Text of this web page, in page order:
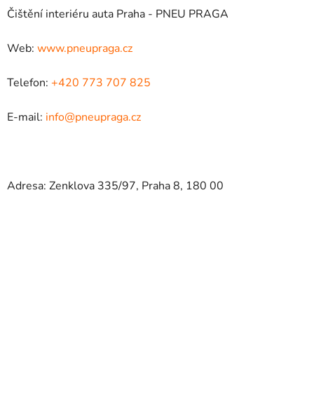
Čištění interiéru auta Praha - PNEU PRAGA
Web: www.pneupraga.cz
Telefon: +420 773 707 825
E-mail: info@pneupraga.cz
Adresa: Zenklova 335/97, Praha 8, 180 00